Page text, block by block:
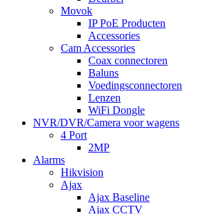
Movok
IP PoE Producten
Accessories
Cam Accessories
Coax connectoren
Baluns
Voedingsconnectoren
Lenzen
WiFi Dongle
NVR/DVR/Camera voor wagens
4 Port
2MP
Alarms
Hikvision
Ajax
Ajax Baseline
Ajax CCTV